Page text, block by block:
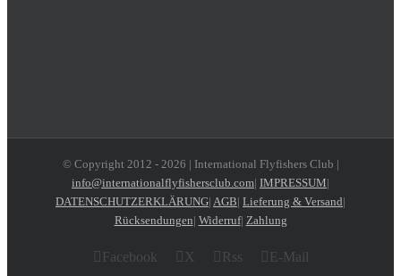
© Copyright 2012 - 2026 | International Flyfishers Club |
info@internationalflyfishersclub.com| IMPRESSUM|
DATENSCHUTZERKLÄRUNG| AGB| Lieferung & Versand|
Rücksendungen| Widerruf| Zahlung
Facebook X Rss E-Mail